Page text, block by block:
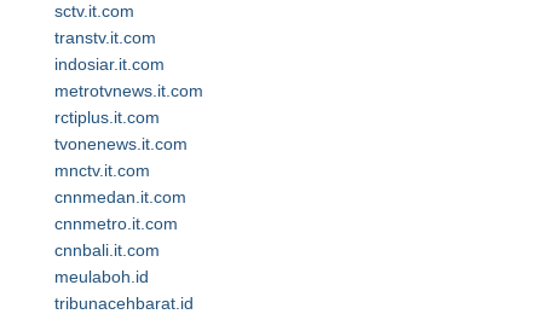
sctv.it.com
transtv.it.com
indosiar.it.com
metrotvnews.it.com
rctiplus.it.com
tvonenews.it.com
mnctv.it.com
cnnmedan.it.com
cnnmetro.it.com
cnnbali.it.com
meulaboh.id
tribunacehbarat.id